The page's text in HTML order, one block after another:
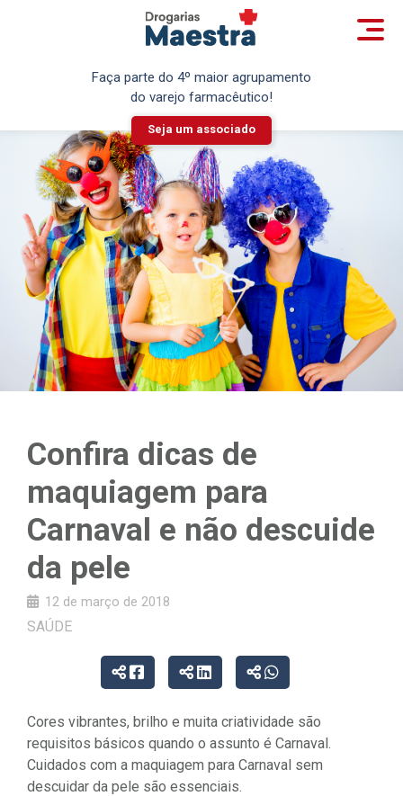
Faça parte do 4º maior agrupamento
do varejo farmacêutico!
Seja um associado
Confira dicas de
maquiagem para
Carnaval e não descuide
da pele
12 de março de 2018
SAÚDE
Cores vibrantes, brilho e muita criatividade são
requisitos básicos quando o assunto é Carnaval.
Cuidados com a maquiagem para Carnaval sem
descuidar da pele são essenciais.